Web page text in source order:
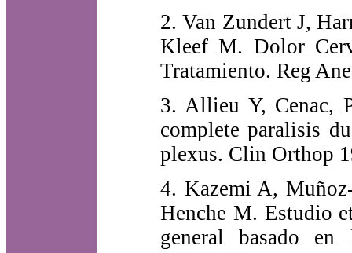
2. Van Zundert J,
Kleef M. Dolor
Tratamiento. Reg
3. Allieu Y, Cenac,
complete paralisis
plexus. Clin Orthop
4. Kazemi A,
Henche M. Estudio
general basado